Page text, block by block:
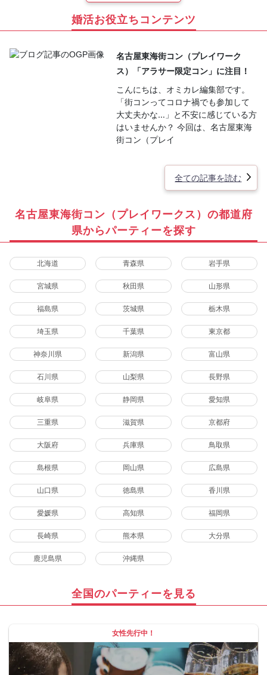
婚活お役立ちコンテンツ
名古屋東海街コン（プレイワーク
ス）「アラサー限定コン」に注目！
こんにちは、オミカレ編集部です。
「街コンってコロナ禍でも参加して
大丈夫かな…」と不安に感じている方
はいませんか？ 今回は、名古屋東海
街コン（プレイ
全ての記事を読む
名古屋東海街コン（プレイワークス）の都道府
県からパーティーを探す
北海道 青森県 岩手県
宮城県 秋田県 山形県
福島県 茨城県 栃木県
埼玉県 千葉県 東京都
神奈川県 新潟県 富山県
石川県 山梨県 長野県
岐阜県 静岡県 愛知県
三重県 滋賀県 京都府
大阪府 兵庫県 鳥取県
島根県 岡山県 広島県
山口県 徳島県 香川県
愛媛県 高知県 福岡県
長崎県 熊本県 大分県
鹿児島県 沖縄県
全国のパーティーを見る
女性先行中！